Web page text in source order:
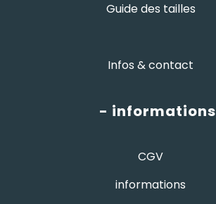
Guide des tailles
Infos & contact
- informations
CGV
informations